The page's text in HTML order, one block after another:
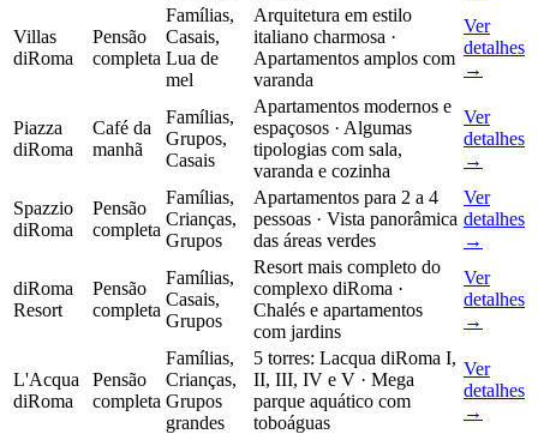
Villas
diRoma
Pensão
completa
Famílias,
Casais,
Lua de
mel
Arquitetura em estilo
italiano charmosa ·
Apartamentos amplos com
varanda
Ver
detalhes
→
Piazza
diRoma
Café da
manhã
Famílias,
Grupos,
Casais
Apartamentos modernos e
espaçosos · Algumas
tipologias com sala,
varanda e cozinha
Ver
detalhes
→
Spazzio
diRoma
Pensão
completa
Famílias,
Crianças,
Grupos
Apartamentos para 2 a 4
pessoas · Vista panorâmica
das áreas verdes
Ver
detalhes
→
diRoma
Resort
Pensão
completa
Famílias,
Casais,
Grupos
Resort mais completo do
complexo diRoma ·
Chalés e apartamentos
com jardins
Ver
detalhes
→
L'Acqua
diRoma
Pensão
completa
Famílias,
Crianças,
Grupos
grandes
5 torres: Lacqua diRoma I,
II, III, IV e V · Mega
parque aquático com
toboáguas
Ver
detalhes
→